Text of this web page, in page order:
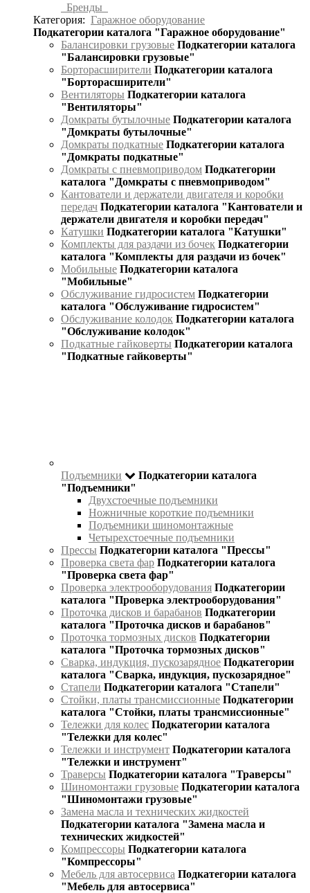
Бренды
Категория: Гаражное оборудование
Подкатегории каталога "Гаражное оборудование"
Балансировки грузовые Подкатегории каталога
"Балансировки грузовые"
Борторасширители Подкатегории каталога
"Борторасширители"
Вентиляторы Подкатегории каталога
"Вентиляторы"
Домкраты бутылочные Подкатегории каталога
"Домкраты бутылочные"
Домкраты подкатные Подкатегории каталога
"Домкраты подкатные"
Домкраты с пневмоприводом Подкатегории
каталога "Домкраты с пневмоприводом"
Кантователи и держатели двигателя и коробки
передач Подкатегории каталога "Кантователи и
держатели двигателя и коробки передач"
Катушки Подкатегории каталога "Катушки"
Комплекты для раздачи из бочек Подкатегории
каталога "Комплекты для раздачи из бочек"
Мобильные Подкатегории каталога
"Мобильные"
Обслуживание гидросистем Подкатегории
каталога "Обслуживание гидросистем"
Обслуживание колодок Подкатегории каталога
"Обслуживание колодок"
Подкатные гайковерты Подкатегории каталога
"Подкатные гайковерты"
Подъемники
Подкатегории каталога
"Подъемники"
Двухстоечные подъемники
Ножничные короткие подъемники
Подъемники шиномонтажные
Четырехстоечные подъемники
Прессы Подкатегории каталога "Прессы"
Проверка света фар Подкатегории каталога
"Проверка света фар"
Проверка электрооборудования Подкатегории
каталога "Проверка электрооборудования"
Проточка дисков и барабанов Подкатегории
каталога "Проточка дисков и барабанов"
Проточка тормозных дисков Подкатегории
каталога "Проточка тормозных дисков"
Сварка, индукция, пускозарядное Подкатегории
каталога "Сварка, индукция, пускозарядное"
Стапели Подкатегории каталога "Стапели"
Стойки, платы трансмиссионные Подкатегории
каталога "Стойки, платы трансмиссионные"
Тележки для колес Подкатегории каталога
"Тележки для колес"
Тележки и инструмент Подкатегории каталога
"Тележки и инструмент"
Траверсы Подкатегории каталога "Траверсы"
Шиномонтажи грузовые Подкатегории каталога
"Шиномонтажи грузовые"
Замена масла и технических жидкостей
Подкатегории каталога "Замена масла и
технических жидкостей"
Компрессоры Подкатегории каталога
"Компрессоры"
Мебель для автосервиса Подкатегории каталога
"Мебель для автосервиса"